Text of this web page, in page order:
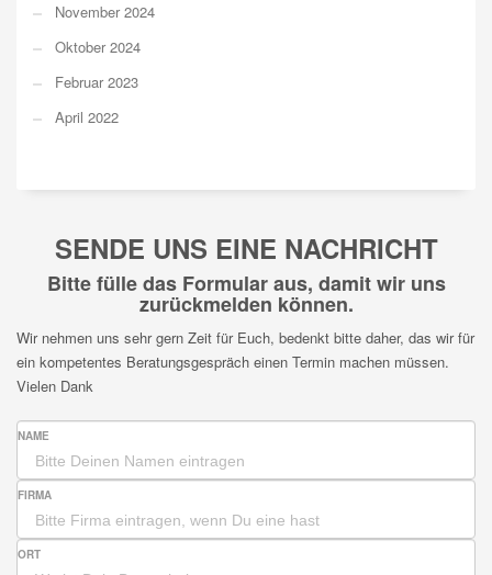
November 2024
Oktober 2024
Februar 2023
April 2022
SENDE UNS EINE NACHRICHT
Bitte fülle das Formular aus, damit wir uns
zurückmelden können.
Wir nehmen uns sehr gern Zeit für Euch, bedenkt bitte daher, das wir für
ein kompetentes Beratungsgespräch einen Termin machen müssen.
Vielen Dank
NAME
FIRMA
ORT